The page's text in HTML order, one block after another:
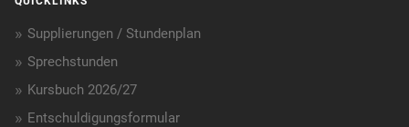
Supplierungen / Stundenplan
Sprechstunden
Kursbuch 2026/27
Entschuldigungsformular